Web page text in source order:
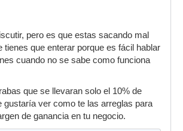
pero es que estas sacando mal
tienes que enterar porque es fácil hablar
cuando no se sabe como funciona
que se llevaran solo el 10% de
gustaría ver como te las arreglas para
de ganancia en tu negocio.